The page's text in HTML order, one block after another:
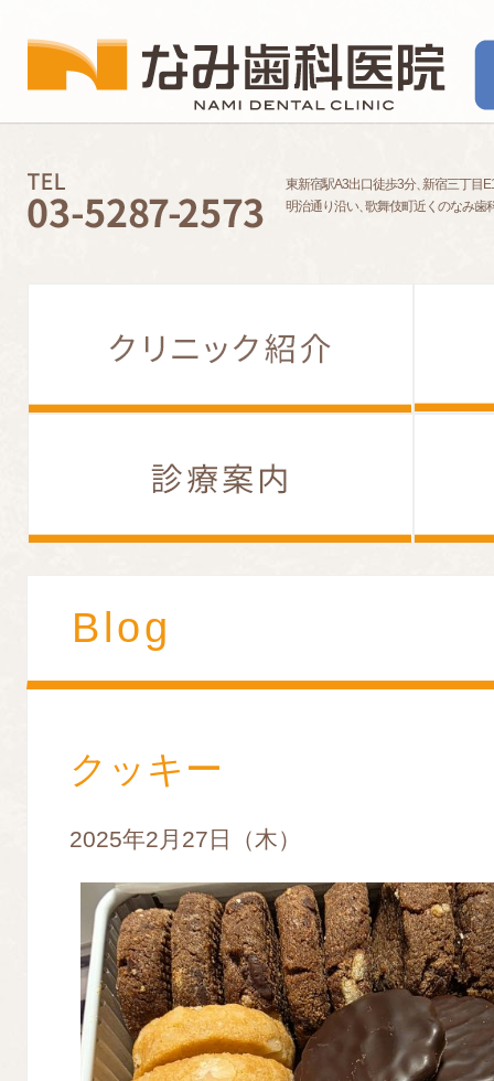
東新宿駅A3出口徒歩3分、 新宿三丁目
明治通り沿い、 歌舞伎町近くのなみ歯
Blog
クッキー
2025年2月27日（木）